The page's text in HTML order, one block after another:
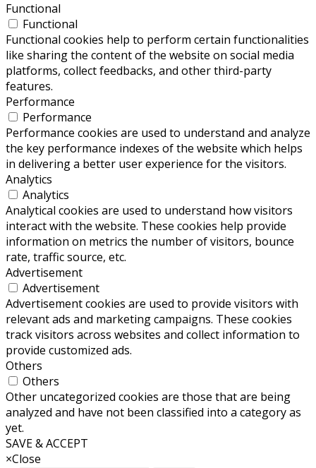
Functional
Functional
Functional cookies help to perform certain functionalities
like sharing the content of the website on social media
platforms, collect feedbacks, and other third-party
features.
Performance
Performance
Performance cookies are used to understand and analyze
the key performance indexes of the website which helps
in delivering a better user experience for the visitors.
Analytics
Analytics
Analytical cookies are used to understand how visitors
interact with the website. These cookies help provide
information on metrics the number of visitors, bounce
rate, traffic source, etc.
Advertisement
Advertisement
Advertisement cookies are used to provide visitors with
relevant ads and marketing campaigns. These cookies
track visitors across websites and collect information to
provide customized ads.
Others
Others
Other uncategorized cookies are those that are being
analyzed and have not been classified into a category as
yet.
SAVE & ACCEPT
×Close